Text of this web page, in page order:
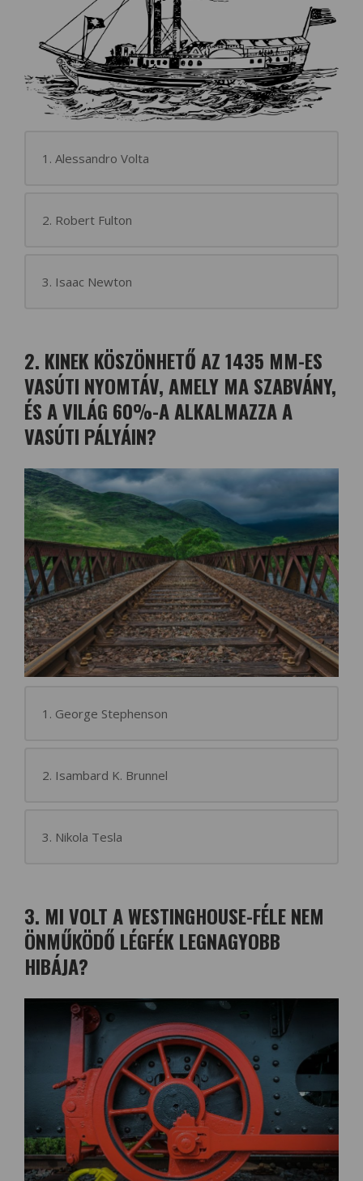
1. Alessandro Volta
2. Robert Fulton
3. Isaac Newton
2. KINEK KÖSZÖNHETŐ AZ 1435 MM-ES
VASÚTI NYOMTÁV, AMELY MA SZABVÁNY,
ÉS A VILÁG 60%-A ALKALMAZZA A
VASÚTI PÁLYÁIN?
1. George Stephenson
2. Isambard K. Brunnel
3. Nikola Tesla
3. MI VOLT A WESTINGHOUSE-FÉLE NEM
ÖNMŰKÖDŐ LÉGFÉK LEGNAGYOBB
HIBÁJA?